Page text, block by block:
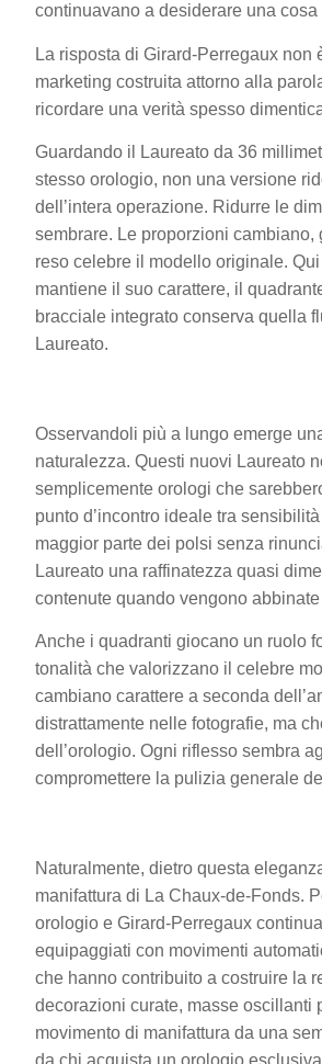
continuavano a desiderare una
La risposta di Girard-Perregaux
marketing costruita attorno alla
ricordare una verità spesso
Guardando il Laureato da 36
stesso orologio, non una versione
dell’intera operazione. Ridurre le
sembrare. Le proporzioni
reso celebre il modello originale.
mantiene il suo carattere, il
bracciale integrato conserva quella
Laureato.
Osservandoli più a lungo emerge
naturalezza. Questi nuovi Laureato
semplicemente orologi che
punto d’incontro ideale tra
maggior parte dei polsi senza
Laureato una raffinatezza quasi
contenute quando vengono
Anche i quadranti giocano un ruolo
tonalità che valorizzano il celebre
cambiano carattere a seconda
distrattamente nelle fotografie, ma
dell’orologio. Ogni riflesso sembra
compromettere la pulizia generale
Naturalmente, dietro questa
manifattura di La Chaux-de-Fonds.
orologio e Girard-Perregaux
equipaggiati con movimenti
che hanno contribuito a costruire la
decorazioni curate, masse oscillanti
movimento di manifattura da una